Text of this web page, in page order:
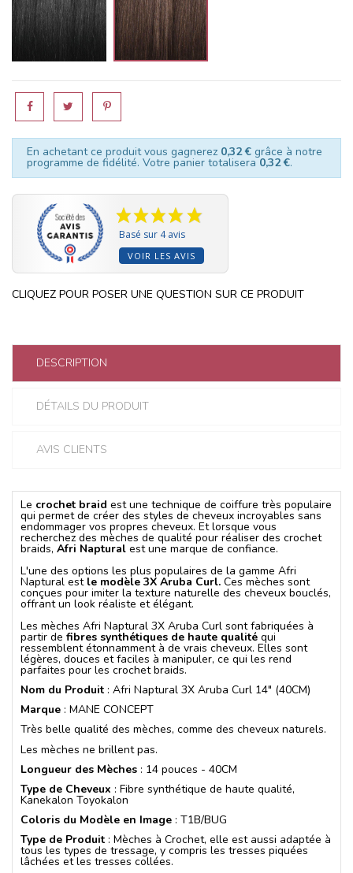
En achetant ce produit vous gagnerez 0,32 €grâce à notre
programme de fidélité. Votre panier totalisera 0,32 €.
Basé sur 4 avis
VOIR LES AVIS
CLIQUEZ POUR POSER UNE QUESTION SUR CE PRODUIT
DESCRIPTION
DÉTAILS DU PRODUIT
AVIS CLIENTS
Le crochet braid est une technique de coiffure très populaire
qui permet de créer des styles de cheveux incroyables sans
endommager vos propres cheveux. Et lorsque vous
recherchez des mèches de qualité pour réaliser des crochet
braids, Afri Naptural est une marque de confiance.
L'une des options les plus populaires de la gamme Afri
Naptural est le modèle 3X Aruba Curl. Ces mèches sont
conçues pour imiter la texture naturelle des cheveux bouclés,
offrant un look réaliste et élégant.
Les mèches Afri Naptural 3X Aruba Curl sont fabriquées à
partir de fibres synthétiques de haute qualité qui
ressemblent étonnamment à de vrais cheveux. Elles sont
légères, douces et faciles à manipuler, ce qui les rend
parfaites pour les crochet braids.
Nom du Produit : Afri Naptural 3X Aruba Curl 14" (40CM)
Marque : MANE CONCEPT
Très belle qualité des mèches, comme des cheveux naturels.
Les mèches ne brillent pas.
Longueur des Mèches : 14 pouces - 40CM
Type de Cheveux : Fibre synthétique de haute qualité,
Kanekalon Toyokalon
Coloris du Modèle en Image : T1B/BUG
Type de Produit : Mèches à Crochet, elle est aussi adaptée à
tous les types de tressage, y compris les tresses piquées
lâchées et les tresses collées.